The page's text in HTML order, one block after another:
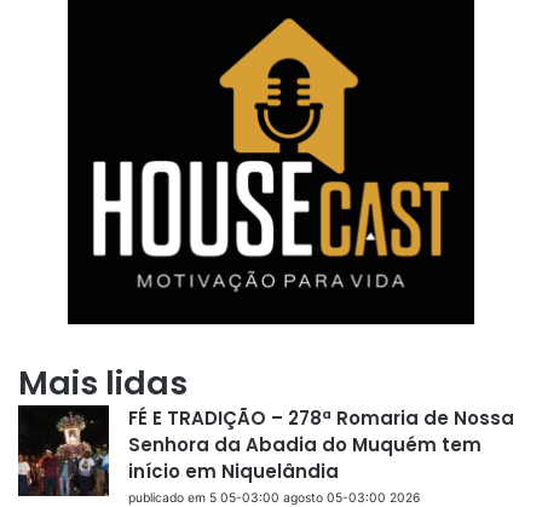
Mais lidas
FÉ E TRADIÇÃO – 278ª Romaria de Nossa
Senhora da Abadia do Muquém tem
início em Niquelândia
publicado em 5 05-03:00 agosto 05-03:00 2026